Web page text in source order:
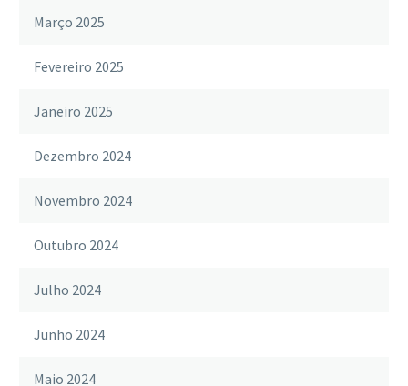
Março 2025
Fevereiro 2025
Janeiro 2025
Dezembro 2024
Novembro 2024
Outubro 2024
Julho 2024
Junho 2024
Maio 2024